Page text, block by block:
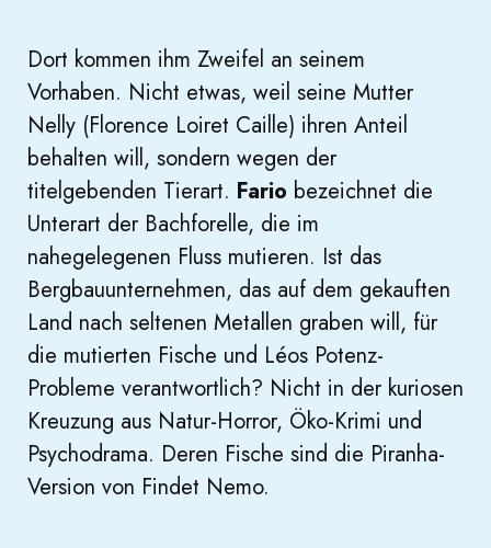
Dort kommen ihm Zweifel an seinem
Vorhaben. Nicht etwas, weil seine Mutter
Nelly (Florence Loiret Caille) ihren Anteil
behalten will, sondern wegen der
titelgebenden Tierart. Fario bezeichnet die
Unterart der Bachforelle, die im
nahegelegenen Fluss mutieren. Ist das
Bergbauunternehmen, das auf dem gekauften
Land nach seltenen Metallen graben will, für
die mutierten Fische und Léos Potenz-
Probleme verantwortlich? Nicht in der kuriosen
Kreuzung aus Natur-Horror, Öko-Krimi und
Psychodrama. Deren Fische sind die Piranha-
Version von Findet Nemo.